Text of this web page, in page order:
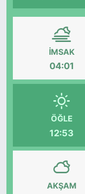
İMSAK
04:01
ÖĞLE
12:53
AKŞAM
Siyaset
YEREL HABER
Haberde insan
Tanıtım